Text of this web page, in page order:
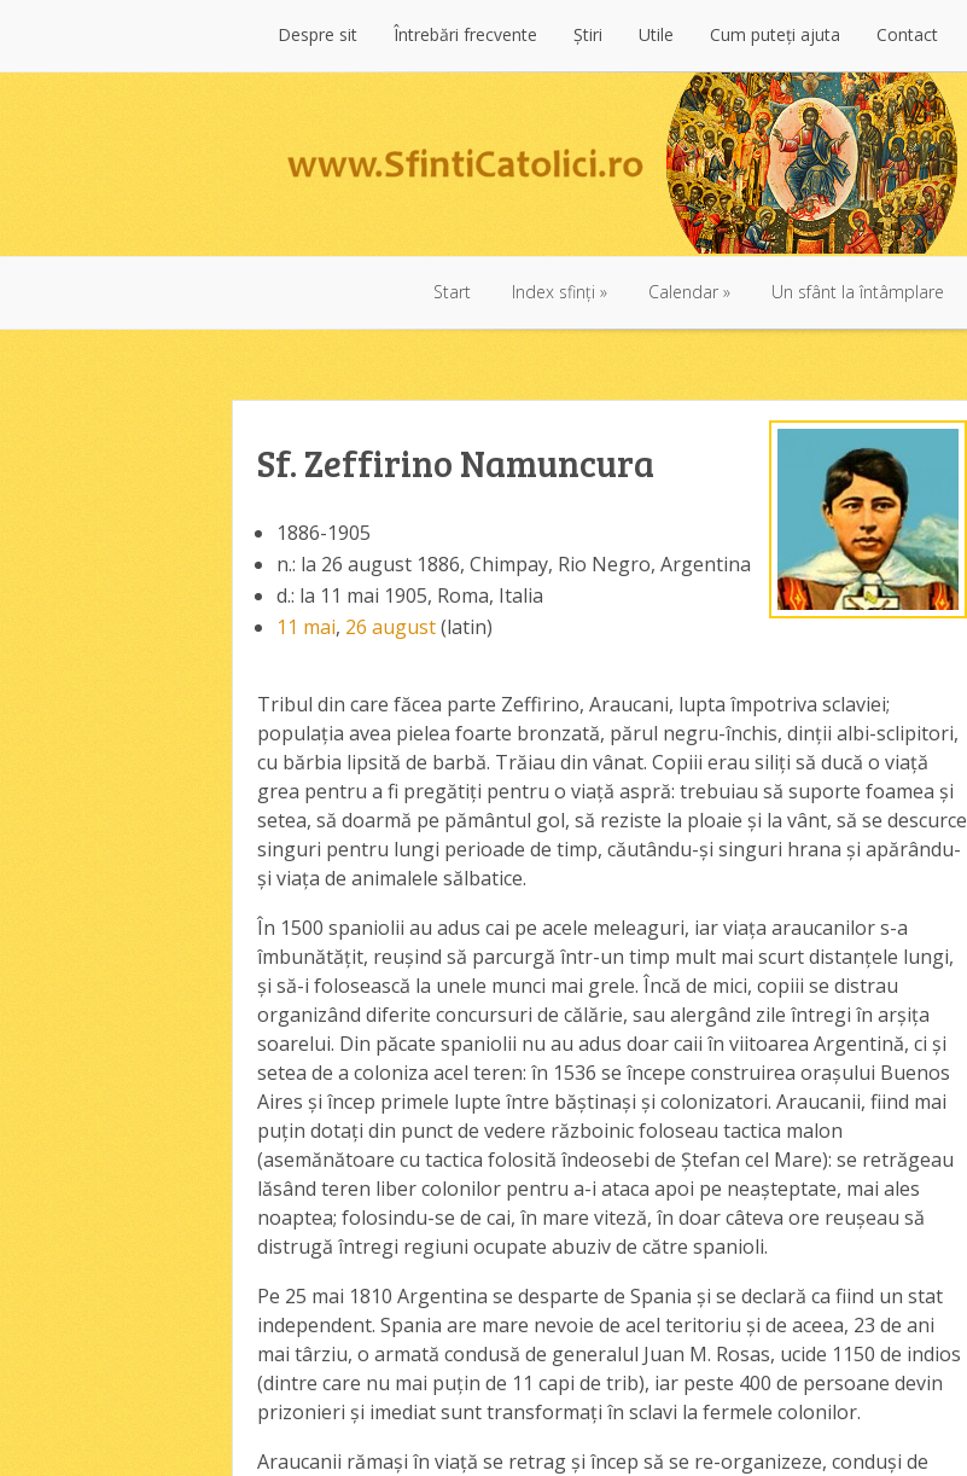
Despre sit Întrebări frecvente Ştiri Utile Cum puteţi ajuta
Cum puteţi ajuta
Contact
Contact
Start Index sfinţi » Calendar » Un sfânt la întâmplare
Sf. Zeffirino Namuncura
1886-1905
n.: la 26 august 1886, Chimpay, Rio Negro, Argentina
d.: la 11 mai 1905, Roma, Italia
11 mai, 26 august(latin)
Tribul din care făcea parte Zeffirino, Araucani, lupta împotriva sclaviei;
populaţia avea pielea foarte bronzată, părul negru-închis, dinţii albi-sclipitori,
cu bărbia lipsită de barbă. Trăiau din vânat. Copiii erau siliţi să ducă o viaţă
grea pentru a fi pregătiţi pentru o viaţă aspră: trebuiau să suporte foamea şi
setea, să doarmă pe pământul gol, să reziste la ploaie şi la vânt, să se descurce
singuri pentru lungi perioade de timp, căutându-şi singuri hrana şi apărându-
şi viaţa de animalele sălbatice.
În 1500 spaniolii au adus cai pe acele meleaguri, iar viaţa araucanilor s-a
îmbunătăţit, reuşind să parcurgă într-un timp mult mai scurt distanţele lungi,
şi să-i folosească la unele munci mai grele. Încă de mici, copiii se distrau
organizând diferite concursuri de călărie, sau alergând zile întregi în arşiţa
soarelui. Din păcate spaniolii nu au adus doar caii în viitoarea Argentină, ci şi
setea de a coloniza acel teren: în 1536 se începe construirea oraşului Buenos
Aires şi încep primele lupte între băştinaşi şi colonizatori. Araucanii, fiind mai
puţin dotaţi din punct de vedere războinic foloseau tactica malon
(asemănătoare cu tactica folosită îndeosebi de Ştefan cel Mare): se retrăgeau
lăsând teren liber colonilor pentru a-i ataca apoi pe neaşteptate, mai ales
noaptea; folosindu-se de cai, în mare viteză, în doar câteva ore reuşeau să
distrugă întregi regiuni ocupate abuziv de către spanioli.
Pe 25 mai 1810 Argentina se desparte de Spania şi se declară ca fiind un stat
independent. Spania are mare nevoie de acel teritoriu şi de aceea, 23 de ani
mai târziu, o armată condusă de generalul Juan M. Rosas, ucide 1150 de indios
(dintre care nu mai puţin de 11 capi de trib), iar peste 400 de persoane devin
prizonieri şi imediat sunt transformaţi în sclavi la fermele colonilor.
Araucanii rămaşi în viaţă se retrag şi încep să se re-organizeze, conduşi de